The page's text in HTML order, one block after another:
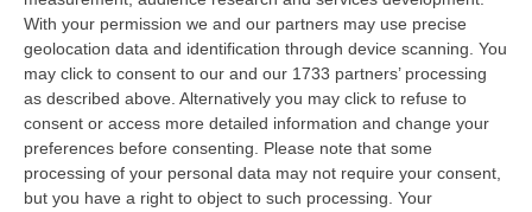
With your permission we and our partners may use precise
geolocation data and identification through device scanning. You
may click to consent to our and our 1733 partners’ processing
as described above. Alternatively you may click to refuse to
consent or access more detailed information and change your
preferences before consenting. Please note that some
processing of your personal data may not require your consent,
but you have a right to object to such processing. Your
Meteo, Ondata Di Caldo Estremo Fino A Ferragosto
“Nella giornata di oggi ancora temporali, in alcuni casi molto intensi, sui
rilievi di Alpi e Appennini, e in locale estensione fin verso le…
09 Agosto, 15:10
Razionalizzazione Della Spesa Sanitaria E Acquisti Sotto Controllo.
La Strategia “anti-Sprechi” Della Regione